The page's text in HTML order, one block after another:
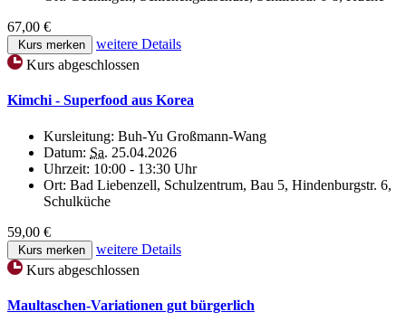
67,00 €
Kurs merken
weitere Details
Kurs abgeschlossen
Kimchi - Superfood aus Korea
Kursleitung: Buh-Yu Großmann-Wang
Datum: Sa. 25.04.2026
Uhrzeit: 10:00 - 13:30 Uhr
Ort: Bad Liebenzell, Schulzentrum, Bau 5, Hindenburgstr. 6,
Schulküche
59,00 €
Kurs merken
weitere Details
Kurs abgeschlossen
Maultaschen-Variationen gut bürgerlich